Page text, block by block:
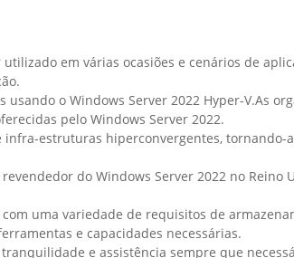
em várias ocasiões e cenários de
o Windows Server 2022 Hyper-V.As
pelo Windows Server 2022.
infra-estruturas hiperconvergentes, tornando-
do Windows Server 2022 no Reino
uma variedade de requisitos de
e capacidades necessárias.
e assistência sempre que